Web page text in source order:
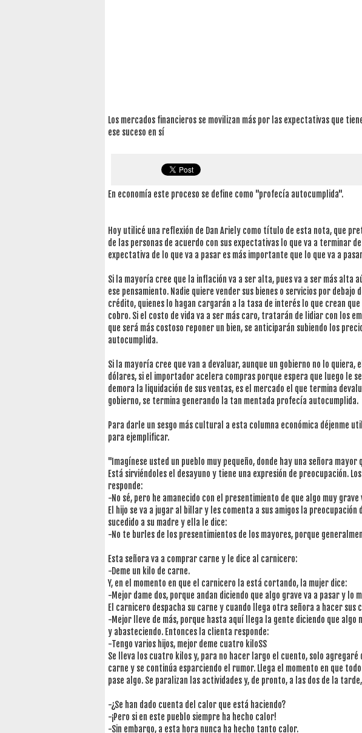
Los mercados financieros se movilizan más por las expectativas que
ese suceso en sí
En economía este proceso se define como "profecía autocumplida".
Hoy utilicé una reflexión de Dan Ariely como título de esta nota, que
de las personas de acuerdo con sus expectativas lo que va a terminar
expectativa de lo que va a pasar es más importante que lo que va a
Si la mayoría cree que la inflación va a ser alta, pues va a ser más alta
ese pensamiento. Nadie quiere vender sus bienes o servicios por debajo
crédito, quienes lo hagan cargarán a la tasa de interés lo que crean
cobro. Si el costo de vida va a ser más caro, tratarán de lidiar con los
que será más costoso reponer un bien, se anticiparán subiendo los
autocumplida.
Si la mayoría cree que van a devaluar, aunque un gobierno no lo
dólares, si el importador acelera compras porque espera que luego le
demora la liquidación de sus ventas, es el mercado el que termina
gobierno, se termina generando la tan mentada profecía autocumplida.
Para darle un sesgo más cultural a esta columna económica déjenme
para ejemplificar.
"Imagínese usted un pueblo muy pequeño, donde hay una señora mayor
Está sirviéndoles el desayuno y tiene una expresión de preocupación.
responde:
-No sé, pero he amanecido con el presentimiento de que algo muy
El hijo se va a jugar al billar y les comenta a sus amigos la preocupación
sucedido a su madre y ella le dice:
-No te burles de los presentimientos de los mayores, porque
Esta señora va a comprar carne y le dice al carnicero:
-Deme un kilo de carne.
Y, en el momento en que el carnicero la está cortando, la mujer dice:
-Mejor dame dos, porque andan diciendo que algo grave va a pasar y lo
El carnicero despacha su carne y cuando llega otra señora a hacer sus
-Mejor lleve de más, porque hasta aquí llega la gente diciendo que algo
y abasteciendo. Entonces la clienta responde:
-Tengo varios hijos, mejor deme cuatro kiloSS
Se lleva los cuatro kilos y, para no hacer largo el cuento, solo
carne y se continúa esparciendo el rumor. Llega el momento en que
pase algo. Se paralizan las actividades y, de pronto, a las dos de la
-¿Se han dado cuenta del calor que está haciendo?
-¡Pero si en este pueblo siempre ha hecho calor!
-Sin embargo, a esta hora nunca ha hecho tanto calor.